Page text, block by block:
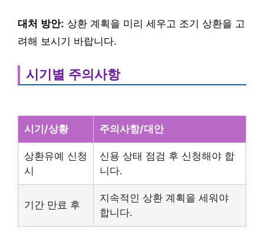
대처 방안: 상환 계획을 미리 세우고 조기 상환을 고
려해 보시기 바랍니다.
시기별 주의사항
시기/상황 주의사항/대안
상환유예 신청
시
신용 상태 점검 후 신청해야 합
니다.
기간 만료 후
지속적인 상환 계획을 세워야
합니다.